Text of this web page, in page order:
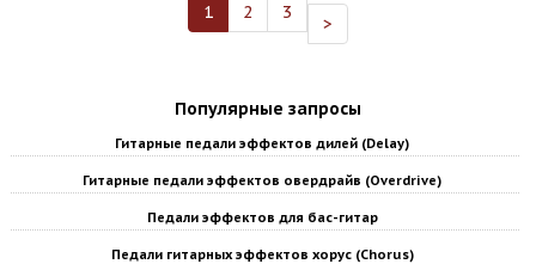
1 2 3
>
Популярные запросы
Гитарные педали эффектов дилей (Delay)
Гитарные педали эффектов овердрайв (Overdrive)
Педали эффектов для бас-гитар
Педали гитарных эффектов хорус (Chorus)